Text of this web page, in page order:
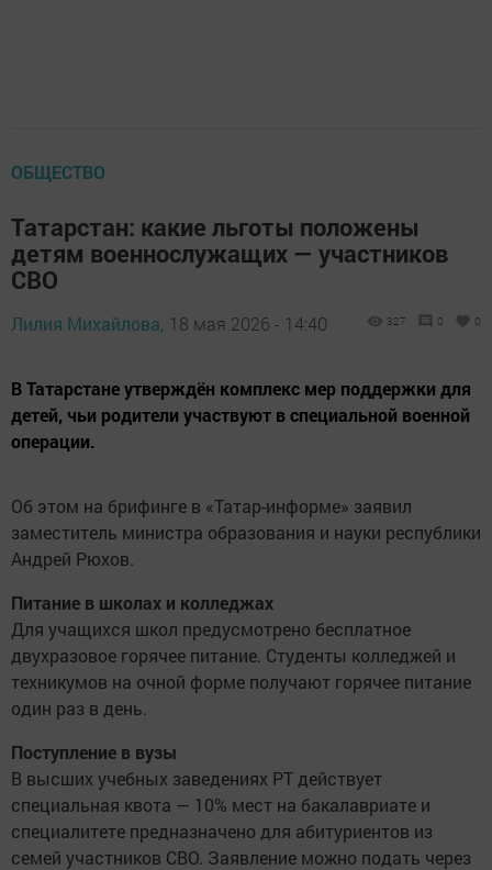
ОБЩЕСТВО
Татарстан: какие льготы положены
детям военнослужащих — участников
СВО
Лилия Михайлова, 18 мая 2026 - 14:40 327 0 0
В Татарстане утверждён комплекс мер поддержки для
детей, чьи родители участвуют в специальной военной
операции.
Об этом на брифинге в «Татар-информе» заявил
заместитель министра образования и науки республики
Андрей Рюхов.
Питание в школах и колледжах
Для учащихся школ предусмотрено бесплатное
двухразовое горячее питание. Студенты колледжей и
техникумов на очной форме получают горячее питание
один раз в день.
Поступление в вузы
В высших учебных заведениях РТ действует
специальная квота — 10% мест на бакалавриате и
специалитете предназначено для абитуриентов из
семей участников СВО. Заявление можно подать через